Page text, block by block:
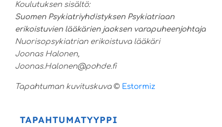
Koulutuksen sisältö:
Suomen Psykiatriyhdistyksen Psykiatriaan
erikoistuvien lääkärien jaoksen varapuheenjohtaja
Nuorisopsykiatrian erikoistuva lääkäri
Joonas Halonen,
Joonas.Halonen@pohde.fi
Tapahtuman kuvituskuva© Estormiz
TAPAHTUMATYYPPI